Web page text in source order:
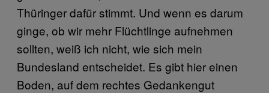
Thüringer dafür stimmt. Und wenn es darum
ginge, ob wir mehr Flüchtlinge aufnehmen
sollten, weiß ich nicht, wie sich mein
Bundesland entscheidet. Es gibt hier einen
Boden, auf dem rechtes Gedankengut